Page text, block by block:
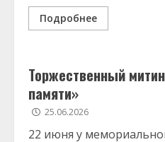
Подробнее
Торжественный
памяти»
25.06.2026
22 июня у